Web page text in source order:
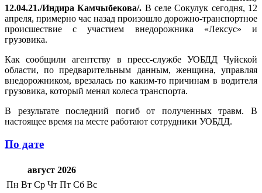
12.04.21./Индира Камчыбекова/. В селе Сокулук сегодня, 12
апреля, примерно час назад произошло дорожно-транспортное
происшествие с участием внедорожника «Лексус» и
грузовика.
Как сообщили агентству в пресс-службе УОБДД Чуйской
области, по предварительным данным, женщина, управляя
внедорожником, врезалась по каким-то причинам в водителя
грузовика, который менял колеса транспорта.
В результате последний погиб от полученных травм. В
настоящее время на месте работают сотрудники УОБДД.
По дате
август 2026
Пн Вт Ср Чт Пт Сб Вс